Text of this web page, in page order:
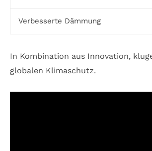
Verbesserte Dämmung
In Kombination aus Innovation,
globalen Klimaschutz.